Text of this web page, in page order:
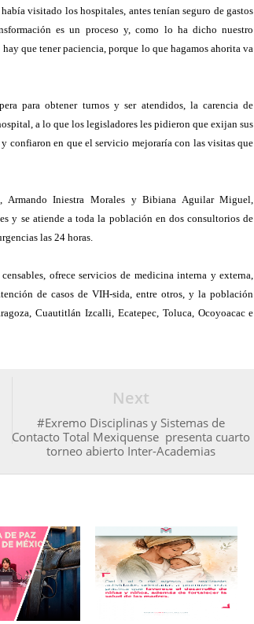
visitado los hospitales, antes tenían seguro de gastos
es un proceso y, como lo ha dicho nuestro
que tener paciencia, porque lo que hagamos ahorita va
para obtener turnos y ser atendidos, la carencia de
a lo que los legisladores les pidieron que exijan sus
confiaron en que el servicio mejoraría con las visitas que
Iniestra Morales y Bibiana Aguilar Miguel,
y se atiende a toda la población en dos consultorios de
las 24 horas.
ofrece servicios de medicina interna y externa,
de casos de VIH-sida, entre otros, y la población
Cuautitlán Izcalli, Ecatepec, Toluca, Ocoyoacac e
Next
#Exremo Disciplinas y Sistemas de
Contacto Total Mexiquense presenta cuarto
torneo abierto Inter-Academias